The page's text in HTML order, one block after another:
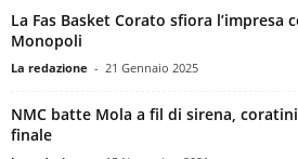
La Fas Basket Corato sfiora l’impresa
Monopoli
La redazione - 21 Gennaio 2025
NMC batte Mola a fil di sirena,
finale